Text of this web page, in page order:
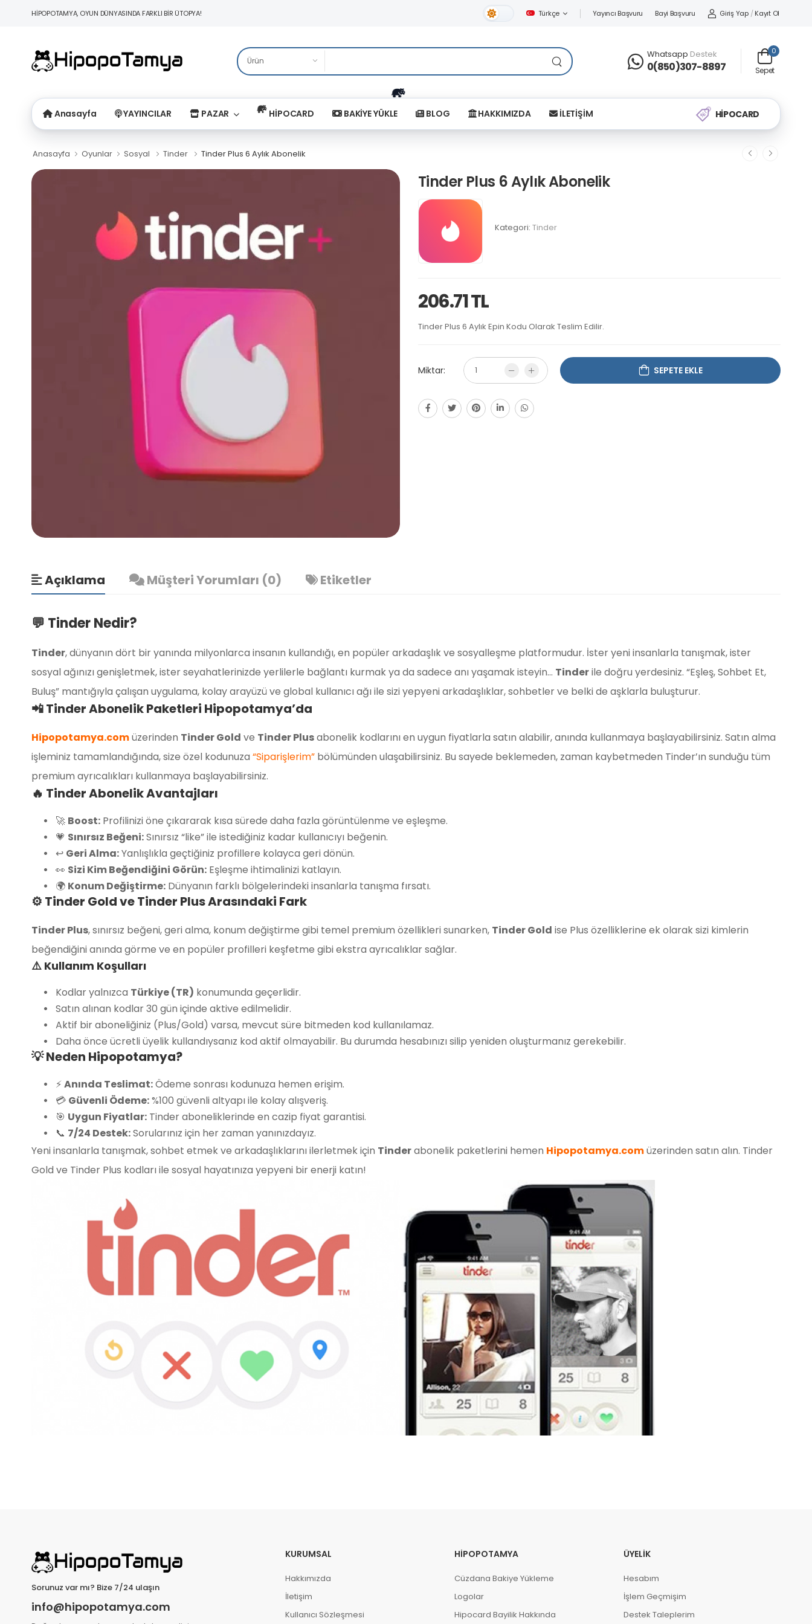
HİPOPOTAMYA, OYUN DÜNYASINDA FARKLI BİR ÜTOPYA! Gündüz Tema Türkçe Yayıncı Başvuru Bayi Başvuru Giriş Yap / Kayıt Ol
Whatsapp Destek
0(850)307-8897
0
Sepet
Anasayfa YAYINCILAR PAZAR HİPOCARD BAKİYE YÜKLE BLOG HAKKIMIZDA İLETİŞİM HİPOCARD
Anasayfa Oyunlar Sosyal Tinder Tinder Plus 6 Aylık Abonelik
Tinder Plus 6 Aylık Abonelik
Kategori: Tinder
206.71 TL
Tinder Plus 6 Aylık Epin Kodu Olarak Teslim Edilir.
Miktar: SEPETE EKLE
Açıklama Müşteri Yorumları (0) Etiketler
💬 Tinder Nedir?
Tinder, dünyanın dört bir yanında milyonlarca insanın kullandığı, en popüler arkadaşlık ve sosyalleşme platformudur. İster yeni insanlarla tanışmak, ister
sosyal ağınızı genişletmek, ister seyahatlerinizde yerlilerle bağlantı kurmak ya da sadece anı yaşamak isteyin… Tinderile doğru yerdesiniz. “Eşleş, Sohbet Et,
Buluş” mantığıyla çalışan uygulama, kolay arayüzü ve global kullanıcı ağı ile sizi yepyeni arkadaşlıklar, sohbetler ve belki de aşklarla buluşturur.
📲 Tinder Abonelik Paketleri Hipopotamya’da
Hipopotamya.comüzerinden Tinder Gold ve Tinder Plusabonelik kodlarını en uygun fiyatlarla satın alabilir, anında kullanmaya başlayabilirsiniz. Satın alma
işleminiz tamamlandığında, size özel kodunuza “Siparişlerim” bölümünden ulaşabilirsiniz. Bu sayede beklemeden, zaman kaybetmeden Tinder’ın sunduğu tüm
premium ayrıcalıkları kullanmaya başlayabilirsiniz.
🔥 Tinder Abonelik Avantajları
🚀 Boost: Profilinizi öne çıkararak kısa sürede daha fazla görüntülenme ve eşleşme.
💗 Sınırsız Beğeni:Sınırsız “like” ile istediğiniz kadar kullanıcıyı beğenin.
↩️ Geri Alma:Yanlışlıkla geçtiğiniz profillere kolayca geri dönün.
👀 Sizi Kim Beğendiğini Görün: Eşleşme ihtimalinizi katlayın.
🌍 Konum Değiştirme: Dünyanın farklı bölgelerindeki insanlarla tanışma fırsatı.
⚙️ Tinder Gold ve Tinder Plus Arasındaki Fark
Tinder Plus, sınırsız beğeni, geri alma, konum değiştirme gibi temel premium özellikleri sunarken, Tinder Gold ise Plus özelliklerine ek olarak sizi kimlerin
beğendiğini anında görme ve en popüler profilleri keşfetme gibi ekstra ayrıcalıklar sağlar.
⚠️ Kullanım Koşulları
Kodlar yalnızca Türkiye (TR) konumunda geçerlidir.
Satın alınan kodlar 30 gün içinde aktive edilmelidir.
Aktif bir aboneliğiniz (Plus/Gold) varsa, mevcut süre bitmeden kod kullanılamaz.
Daha önce ücretli üyelik kullandıysanız kod aktif olmayabilir. Bu durumda hesabınızı silip yeniden oluşturmanız gerekebilir.
💡 Neden Hipopotamya?
⚡Anında Teslimat:Ödeme sonrası kodunuza hemen erişim.
💳 Güvenli Ödeme:%100 güvenli altyapı ile kolay alışveriş.
🎯 Uygun Fiyatlar: Tinder aboneliklerinde en cazip fiyat garantisi.
📞 7/24 Destek:Sorularınız için her zaman yanınızdayız.
Yeni insanlarla tanışmak, sohbet etmek ve arkadaşlıklarını ilerletmek için Tinderabonelik paketlerini hemen Hipopotamya.comüzerinden satın alın. Tinder
Gold ve Tinder Plus kodları ile sosyal hayatınıza yepyeni bir enerji katın!
Sorunuz var mı? Bize 7/24 ulaşın
info@hipopotamya.com
KURUMSAL
Hakkımızda
İletişim
Kullanıcı Sözleşmesi
HIPOPOTAMYA
Cüzdana Bakiye Yükleme
Logolar
Hipocard Bayilik Hakkında
ÜYELIK
Hesabım
İşlem Geçmişim
Destek Taleplerim